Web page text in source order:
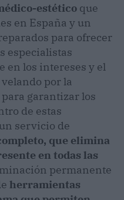
estético que
en España y un
para ofrecer
especialistas
en los intereses y el
por la
garantizar los
de estas
servicio de
que elimina
en todas las
permanente
herramientas